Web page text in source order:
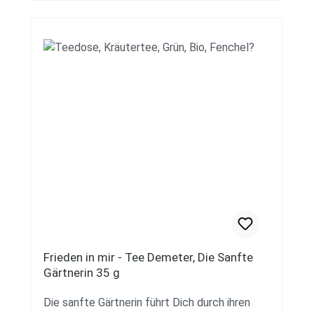
Verzehrempfehlung Ein gehäufter Teelöffel
pro Tasse (200ml) mit kochendem Wasser
Frieden in mir - Tee Demeter, Die Sanfte
Gärtnerin 35 g
Die sanfte Gärtnerin führt Dich durch ihren